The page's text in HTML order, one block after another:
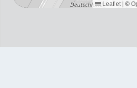
Leaflet ©